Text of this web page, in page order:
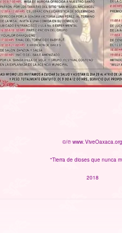
©/℗ www.ViveOaxaca.org
"Tierra de dioses que nunca
2018